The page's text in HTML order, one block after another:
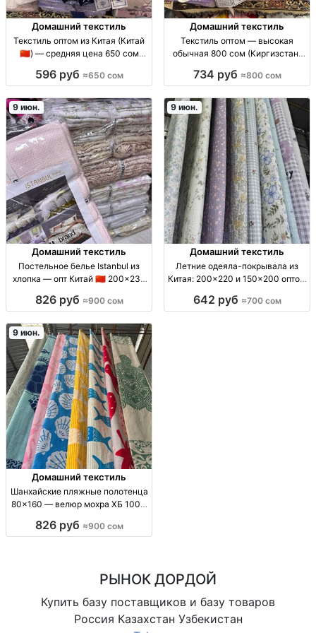
Домашний текстиль
Текстиль оптом из Китая (Китай
🇨🇳) — средняя цена 650 сом
цена 650 сом, поставки
спрос, для магазин
596 руб ≈650 сом
Домашний текстиль
Текстиль оптом — высокая
обычная 800 сом (Киргизстан)
обычная; цена: 800 сом; для
734 руб ≈800 сом
9 июн.
Домашний текстиль
Постельное белье Istanbul из
хлопка — опт Китай 🇨🇳 200×230
(хлопок); произв. КНР; опт; р-ры:
по партиям
826 руб ≈900 сом
9 июн.
Домашний текстиль
Летние одеяла-покрывала из
Китая: 200×220 и 150×200 оптом
КНР. Размер 200×220 см и
642 руб ≈700 сом
9 июн.
Домашний текстиль
Шанхайские пляжные полотенца
80×160 — велюр мохра ХБ 100%
велюр-мохра; ХБ 100%; для
826 руб ≈900 сом
РЫНОК ДОРДОЙ
Купить базу поставщиков и базу товаров
Россия Казахстан Узбекистан